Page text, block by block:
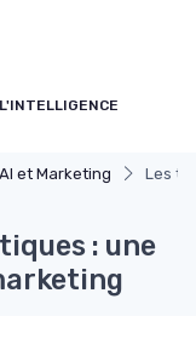
AI et Marketing Les
: une